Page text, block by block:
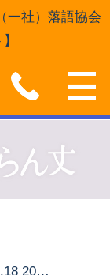
一社）落語協会
はるかぜ vol.18 2014年10月号